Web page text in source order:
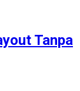
Tanpa